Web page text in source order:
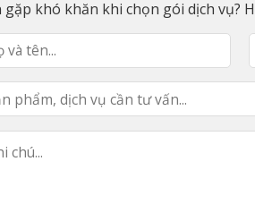
gặp khó khăn khi chọn gói dịch vụ?